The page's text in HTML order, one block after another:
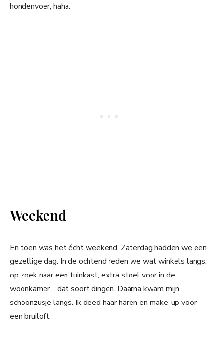
hondenvoer, haha.
Weekend
En toen was het écht weekend. Zaterdag hadden we een
gezellige dag. In de ochtend reden we wat winkels langs,
op zoek naar een tuinkast, extra stoel voor in de
woonkamer… dat soort dingen. Daarna kwam mijn
schoonzusje langs. Ik deed haar haren en make-up voor
een bruiloft.